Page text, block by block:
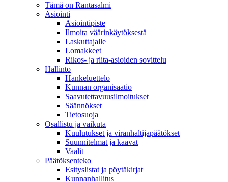
Tämä on Rantasalmi
Asiointi
Asiointipiste
Ilmoita väärinkäytöksestä
Laskuttajalle
Lomakkeet
Rikos- ja riita-asioiden sovittelu
Hallinto
Hankeluettelo
Kunnan organisaatio
Saavutettavuusilmoitukset
Säännökset
Tietosuoja
Osallistu ja vaikuta
Kuulutukset ja viranhaltijapäätökset
Suunnitelmat ja kaavat
Vaalit
Päätöksenteko
Esityslistat ja pöytäkirjat
Kunnanhallitus